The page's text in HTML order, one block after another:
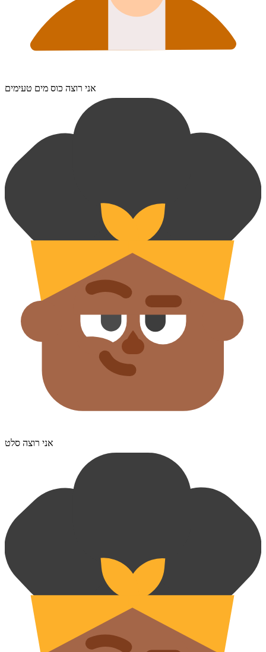
אני רוצה כוס מים טעימים
אני רוצה סלט